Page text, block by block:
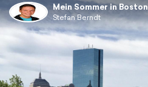
Mein Sommer in Boston
Stefan Berndt